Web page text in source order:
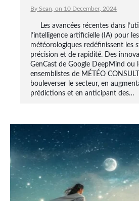
By Sean, on 10 December, 2024
Les avancées récentes dans
l’intelligence artificielle (IA) pour
météorologiques redéfinissent les
précision et de rapidité. Des
GenCast de Google DeepMind ou
ensemblistes de MÉTÉO
bouleverser le secteur, en
prédictions et en anticipant des…